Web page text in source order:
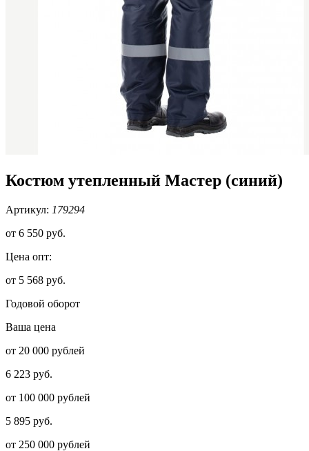
Костюм утепленный Мастер (синий)
Артикул: 179294
от 6 550 руб.
Цена опт:
от 5 568 руб.
Годовой оборот
Ваша цена
от 20 000 рублей
6 223 руб.
от 100 000 рублей
5 895 руб.
от 250 000 рублей